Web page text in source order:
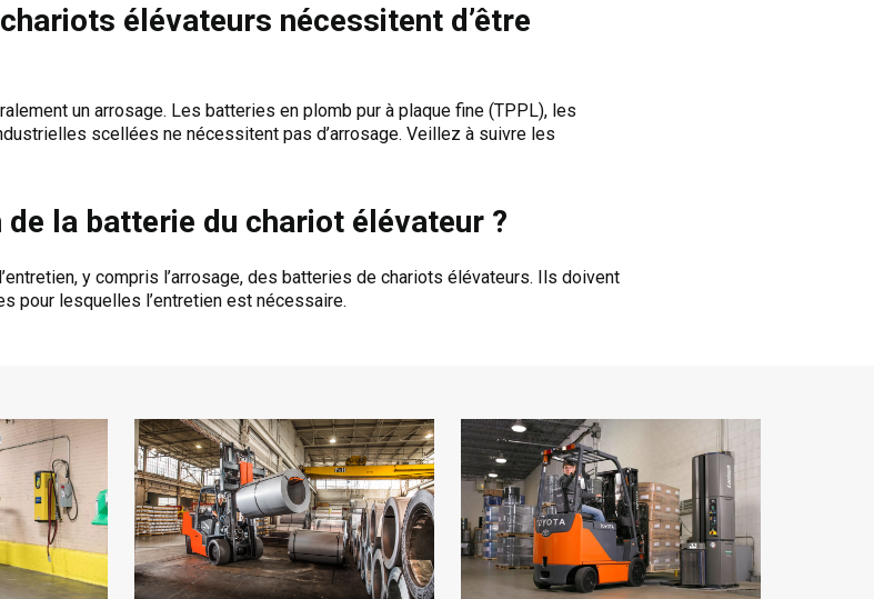
élévateurs nécessitent d’être
un arrosage. Les batteries en plomb pur à plaque fine (TPPL), les
scellées ne nécessitent pas d’arrosage. Veillez à suivre les
la batterie du chariot élévateur ?
y compris l’arrosage, des batteries de chariots élévateurs. Ils doivent
pour lesquelles l’entretien est nécessaire.